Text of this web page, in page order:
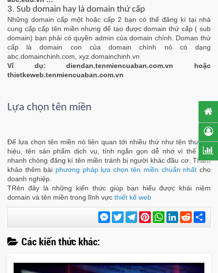
3. Sub domain hay là domain thứ cấp
Những domain cấp một hoặc cấp 2 bạn có thể đăng kí tại nhà
cung cấp cấp tên miền nhưng để tạo được domain thứ cấp ( sub
domain) bạn phải có quyền admin của domain chính. Doman thứ
cấp là domain con của domain chính nó có dạng
abc.domainchinh.com, xyz.domainchinh.vn
Ví dụ: diendan.tenmiencuaban.com.vn hoặc
thietkeweb.tenmiencuaban.com.vn
Lựa chọn tên miền
Để lựa chọn tên miền nó liên quan tới nhiều thứ như tên thương
hiệu, tên sản phẩm dịch vụ, tính ngắn gọn dễ nhớ vì thế hãy
nhanh chóng đăng kí tên miền tránh bị người khác đầu cơ. Tham
khảo thêm bài phương pháp lựa chọn tên miền chuẩn nhất cho
doanh nghiệp.
TRên đây là những kiến thức giúp bạn hiểu được khái niệm
domain và tên miền trong lĩnh vực thiết kế web
Messenger
TwitterTelegramPinterestWhatsApp
LinkedIn
Reddit
Các kiến thức khác: